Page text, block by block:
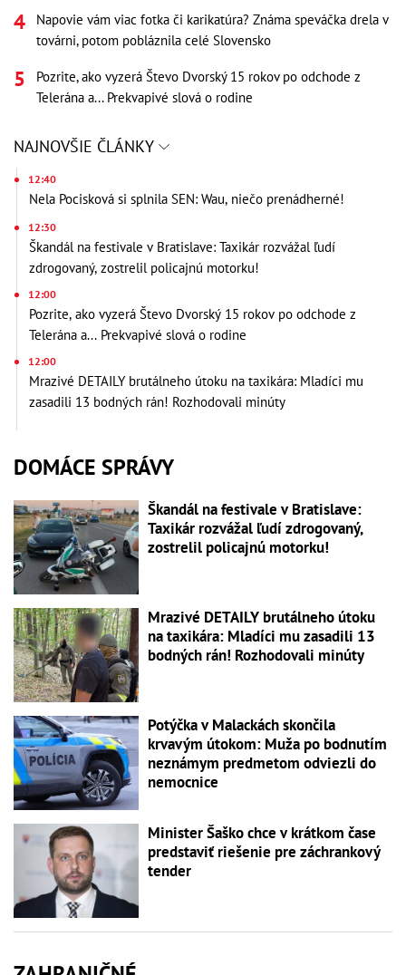
Napovie vám viac fotka či karikatúra? Známa speváčka drela v
továrni, potom pobláznila celé Slovensko
Pozrite, ako vyzerá Števo Dvorský 15 rokov po odchode z
Telerána a... Prekvapivé slová o rodine
NAJNOVŠIE ČLÁNKY
12:40
Nela Pocisková si splnila SEN: Wau, niečo prenádherné!
12:30
Škandál na festivale v Bratislave: Taxikár rozvážal ľudí
zdrogovaný, zostrelil policajnú motorku!
12:00
Pozrite, ako vyzerá Števo Dvorský 15 rokov po odchode z
Telerána a... Prekvapivé slová o rodine
12:00
Mrazivé DETAILY brutálneho útoku na taxikára: Mladíci mu
zasadili 13 bodných rán! Rozhodovali minúty
DOMÁCE SPRÁVY
Škandál na festivale v Bratislave:
Taxikár rozvážal ľudí zdrogovaný,
zostrelil policajnú motorku!
Mrazivé DETAILY brutálneho útoku
na taxikára: Mladíci mu zasadili 13
bodných rán! Rozhodovali minúty
Potýčka v Malackách skončila
krvavým útokom: Muža po bodnutím
neznámym predmetom odviezli do
nemocnice
Minister Šaško chce v krátkom čase
predstaviť riešenie pre záchrankový
tender